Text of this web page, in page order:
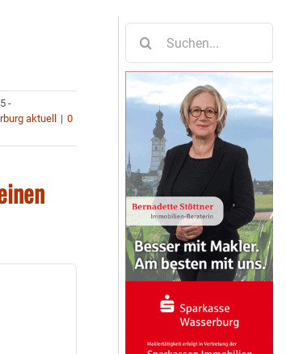
-
aktuell | 0
nach: